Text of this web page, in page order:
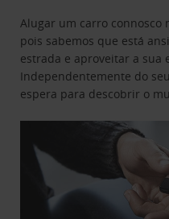
Alugar um carro connosco
pois sabemos que está
estrada e aproveitar a sua
Independentemente do
espera para descobrir o